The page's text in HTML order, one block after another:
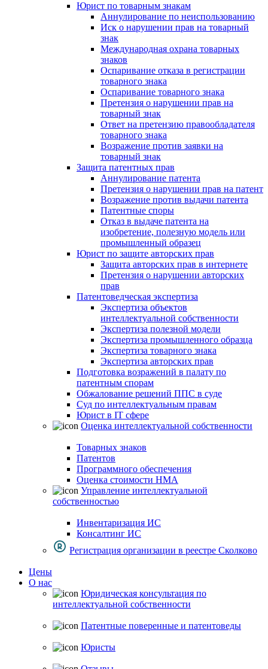
Юрист по товарным знакам
Аннулирование по неиспользованию
Иск о нарушении прав на товарный
знак
Международная охрана товарных
знаков
Оспаривание отказа в регистрации
товарного знака
Оспаривание товарного знака
Претензия о нарушении прав на
товарный знак
Ответ на претензию правообладателя
товарного знака
Возражение против заявки на
товарный знак
Защита патентных прав
Аннулирование патента
Претензия о нарушении прав на патент
Возражение против выдачи патента
Патентные споры
Отказ в выдаче патента на
изобретение, полезную модель или
промышленный образец
Юрист по защите авторских прав
Защита авторских прав в интернете
Претензия о нарушении авторских
прав
Патентоведческая экспертиза
Экспертиза объектов
интеллектуальной собственности
Экспертиза полезной модели
Экспертиза промышленного образца
Экспертиза товарного знака
Экспертиза авторских прав
Подготовка возражений в палату по
патентным спорам
Обжалование решений ППС в суде
Суд по интеллектуальным правам
Юрист в IT сфере
Оценка интеллектуальной собственности
Товарных знаков
Патентов
Программного обеспечения
Оценка стоимости НМА
Управление интеллектуальной
собственностью
Инвентаризация ИС
Консалтинг ИС
Регистрация организации в реестре Сколково
Цены
О нас
Юридическая консультация по
интеллектуальной собственности
Патентные поверенные и патентоведы
Юристы